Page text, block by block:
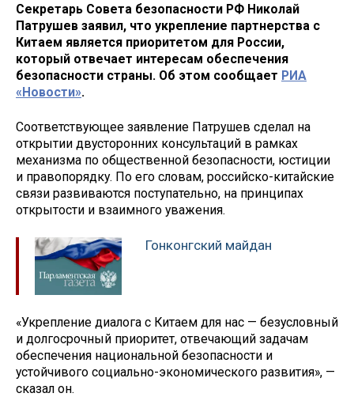
Секретарь Совета безопасности РФ Николай
Патрушев заявил, что укрепление партнерства с
Китаем является приоритетом для России,
который отвечает интересам обеспечения
безопасности страны. Об этом сообщает РИА
«Новости».
Соответствующее заявление Патрушев сделал на
открытии двусторонних консультаций в рамках
механизма по общественной безопасности, юстиции
и правопорядку. По его словам, российско-китайские
связи развиваются поступательно, на принципах
открытости и взаимного уважения.
Гонконгский майдан
«Укрепление диалога с Китаем для нас — безусловный
и долгосрочный приоритет, отвечающий задачам
обеспечения национальной безопасности и
устойчивого социально-экономического развития», —
сказал он.